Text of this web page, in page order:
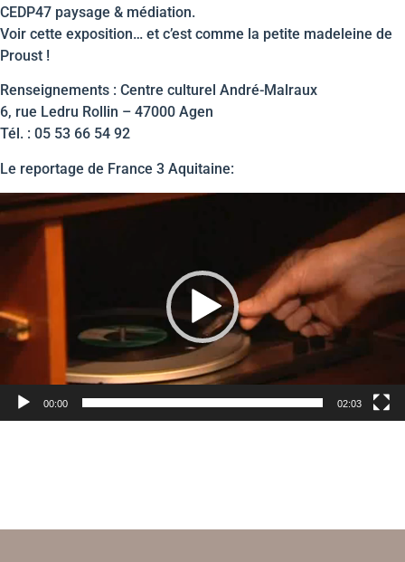
CEDP47 paysage & médiation.
Voir cette exposition… et c’est comme la petite madeleine de
Proust !
Renseignements : Centre culturel André-Malraux
6, rue Ledru Rollin – 47000 Agen
Tél. : 05 53 66 54 92
Le reportage de France 3 Aquitaine:
Lecteur
vidéo
00:00 02:03